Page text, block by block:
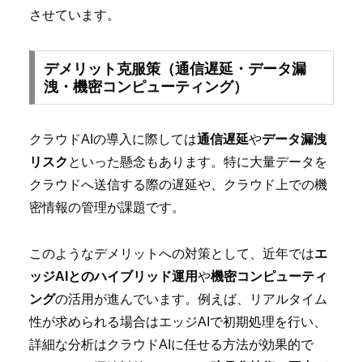
させています。
デメリット克服策（通信遅延・データ漏
洩・機密コンピューティング）
クラウドAIの導入に際しては通信遅延やデータ漏洩
リスク といった懸念もあります。特に大量データを
クラウドへ送信する際の遅延や、クラウド上での機
密情報の管理が課題です。
このようなデメリットへの対策として、近年ではエ
ッジAIとのハイブリッド運用や機密コンピューティ
ングの活用が進んでいます。例えば、リアルタイム
性が求められる場合はエッジAIで初期処理を行い、
詳細な分析はクラウドAIに任せる方法が効果的で